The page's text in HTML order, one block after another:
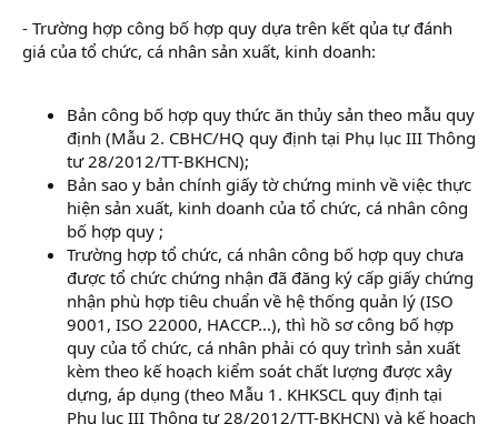
- Trường hợp công bố hợp quy dựa trên kết qủa tự đánh
giá của tổ chức, cá nhân sản xuất, kinh doanh:
Bản công bố hợp quy thức ăn thủy sản theo mẫu quy
định (Mẫu 2. CBHC/HQ quy định tại Phụ lục III Thông
tư 28/2012/TT-BKHCN);
Bản sao y bản chính giấy tờ chứng minh về việc thực
hiện sản xuất, kinh doanh của tổ chức, cá nhân công
bố hợp quy ;
Trường hợp tổ chức, cá nhân công bố hợp quy chưa
được tổ chức chứng nhận đã đăng ký cấp giấy chứng
nhận phù hợp tiêu chuẩn về hệ thống quản lý (ISO
9001, ISO 22000, HACCP...), thì hồ sơ công bố hợp
quy của tổ chức, cá nhân phải có quy trình sản xuất
kèm theo kế hoạch kiểm soát chất lượng được xây
dựng, áp dụng (theo Mẫu 1. KHKSCL quy định tại
Phụ lục III Thông tư 28/2012/TT-BKHCN) và kế hoạch